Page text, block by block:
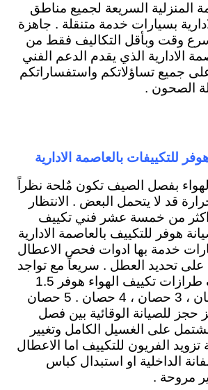
المنزلية السريعة لجميع مناطق
بسيارات خدمة متنقلة . جاهزة
وقت وبأقل التكاليف فقط من
الادارية الذي يقدم الدعم الفني
جميع تساؤلاتكم واستفساراتكم
الصحون .
للتكييفات بالعاصمة الادارية
بفصل الصيف تكون مٌلحة نظراً
قد لا يتحمل البعض . الانتظار
اكثر من خمسة عشر فني تكييف
هوفر للتكييف بالعاصمة الادارية
خدمة بها ادوات فحص الاعطال
على تحديد العطل . سريعاً مع تواجد
قطع غيار لمختلف طرازات تكييف الهواء هوفر 1.5
حصان ، 2.25 حصان ، 3 حصان ، 4 حصان . 5 حصان
حجز للصيانة الوقائية بين فصل
على الغسيل الكامل وتغيير
تزويد الفريون للتكييف اما الاعطال
الداخلية او استبدال كباس
مروحة .